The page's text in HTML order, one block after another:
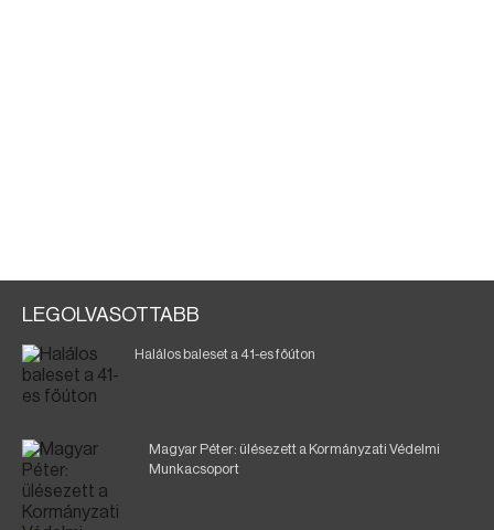
LEGOLVASOTTABB
Halálos baleset a 41-es főúton
Magyar Péter: ülésezett a Kormányzati Védelmi
Munkacsoport